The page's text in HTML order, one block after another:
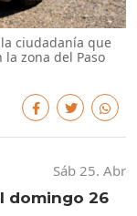
ciudadanía que
zona del Paso
Sáb 25. Abr
domingo 26